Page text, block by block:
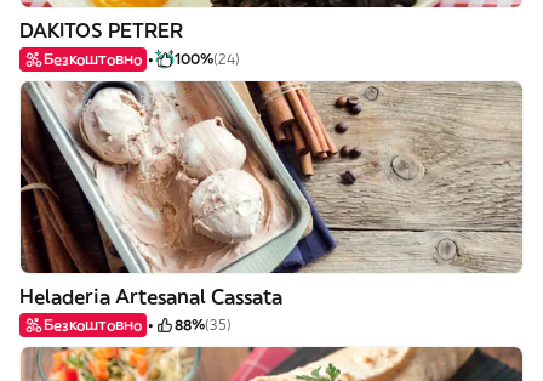
DAKITOS PETRER
Безкоштовно 100%(24)
Heladeria Artesanal Cassata
Безкоштовно 88%(35)